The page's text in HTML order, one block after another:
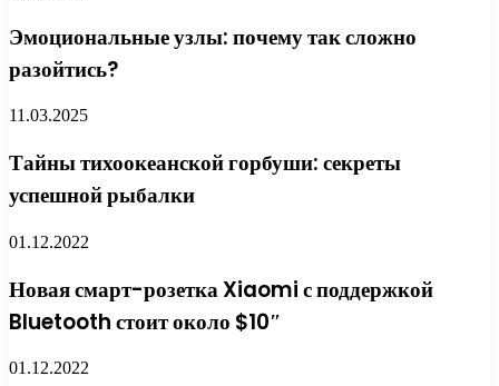
Эмоциональные узлы: почему так сложно
разойтись?
11.03.2025
Тайны тихоокеанской горбуши: секреты
успешной рыбалки
01.12.2022
Новая смарт-розетка Xiaomi с поддержкой
Bluetooth стоит около $10″
01.12.2022